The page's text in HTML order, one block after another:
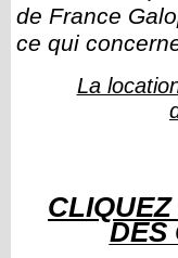
de France
ce qui
La
DES